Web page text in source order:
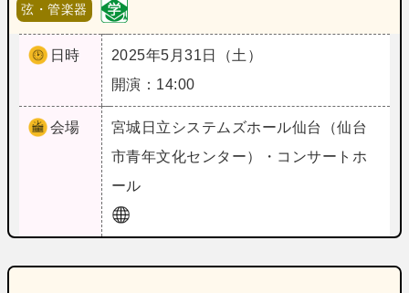
弦・管楽器
日時
2025年5月31日（土）
開演：14:00
会場 宮城 日立システムズホール仙台（仙台
市青年文化センター）・コンサートホ
ール